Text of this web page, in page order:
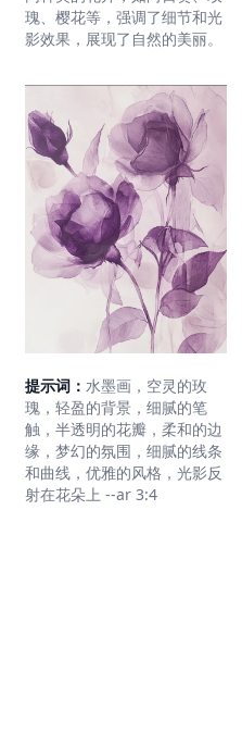
瑰、樱花等，强调了细节和光
影效果，展现了自然的美丽。
提示词： 水墨画，空灵的玫
瑰，轻盈的背景，细腻的笔
触，半透明的花瓣，柔和的边
缘，梦幻的氛围，细腻的线条
和曲线，优雅的风格，光影反
射在花朵上 --ar 3:4